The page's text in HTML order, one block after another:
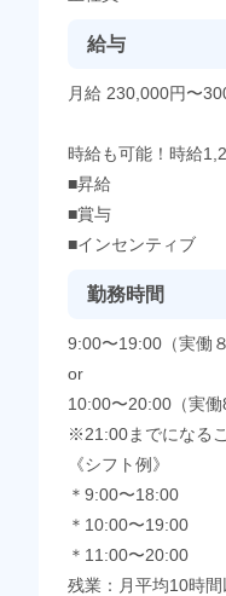
給与
月給 230,000円〜
時給も可能！時給
■昇給
■賞与
■インセンティブ
勤務時間
9:00〜19:00（実働
or
10:00〜20:00（実働
※21:00までになる
《シフト例》
＊9:00〜18:00
＊10:00〜19:00
＊11:00〜20:00
残業：月平均10時間